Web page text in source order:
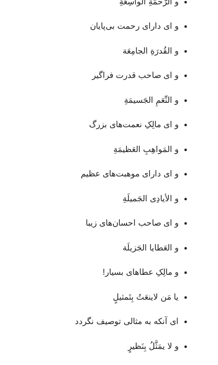
و ای دارای رحمت بی‌پایان
و القُدرَةِ الجامِعَة
و ای صاحب قدرت فراگیر
و النِّعَمِ الجَسيمَةِ
و ای مالِکِ نعمت‌های بزرگ
و المَواهِبِ العَظيمَةِ
و ای دارای موهبت‌های عظیم
و الأيادِى الجَميلَةِ
و ای صاحب احسان‌های زیبا
و العَطايا الجَزيلَة
و مالِکِ عطاهای بسیار!
يا مَن لاينعَتُ بِتَمثيلٍ
ای آنکه به مثالی توصیف نگردد
و لا يمَثَّلُ بِنَظيرٍ